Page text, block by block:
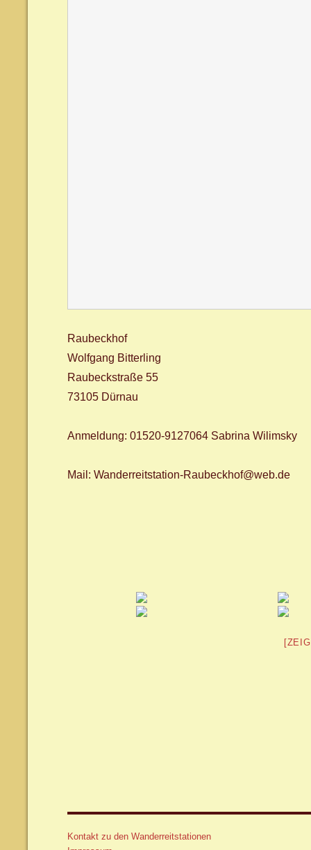
Raubeckhof
Wolfgang Bitterling
Raubeckstraße 55
73105 Dürnau
Anmeldung: 01520-9127064 Sabrina Wilimsky
Mail: Wanderreitstation-Raubeckhof@web.de
Kontakt zu den Wanderreitstationen